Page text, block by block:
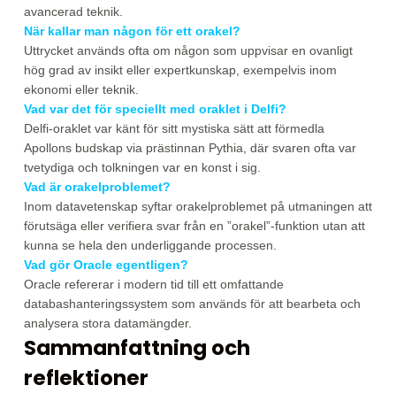
avancerad teknik.
När kallar man någon för ett orakel?
Uttrycket används ofta om någon som uppvisar en ovanligt
hög grad av insikt eller expertkunskap, exempelvis inom
ekonomi eller teknik.
Vad var det för speciellt med oraklet i Delfi?
Delfi-oraklet var känt för sitt mystiska sätt att förmedla
Apollons budskap via prästinnan Pythia, där svaren ofta var
tvetydiga och tolkningen var en konst i sig.
Vad är orakelproblemet?
Inom datavetenskap syftar orakelproblemet på utmaningen att
förutsäga eller verifiera svar från en ”orakel”-funktion utan att
kunna se hela den underliggande processen.
Vad gör Oracle egentligen?
Oracle refererar i modern tid till ett omfattande
databashanteringssystem som används för att bearbeta och
analysera stora datamängder.
Sammanfattning och
reflektioner